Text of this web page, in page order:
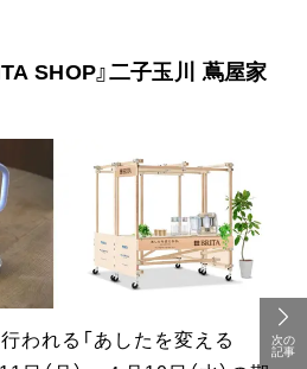
SHOP』二子玉川 蔦屋家
われる「あしたを変える
次の
記事